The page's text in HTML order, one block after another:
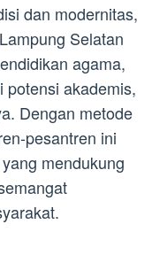
dan modernitas,
Selatan
agama,
potensi akademis,
Dengan metode
pesantren ini
mendukung